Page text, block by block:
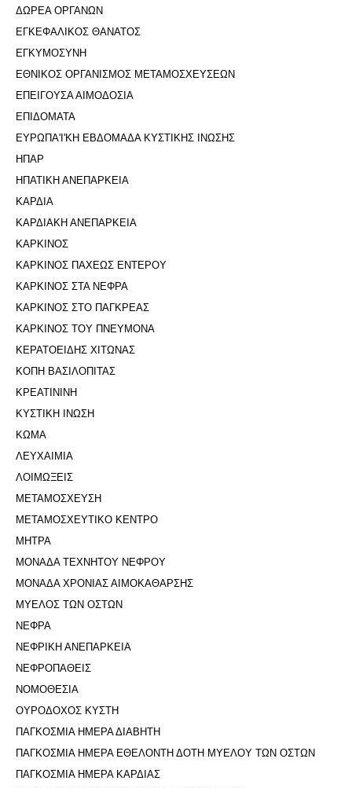
ΔΩΡΕΑ ΟΡΓΑΝΩΝ
ΕΓΚΕΦΑΛΙΚΟΣ ΘΑΝΑΤΟΣ
ΕΓΚΥΜΟΣΥΝΗ
ΕΘΝΙΚΟΣ ΟΡΓΑΝΙΣΜΟΣ ΜΕΤΑΜΟΣΧΕΥΣΕΩΝ
ΕΠΕΙΓΟΥΣΑ ΑΙΜΟΔΟΣΙΑ
ΕΠΙΔΟΜΑΤΑ
ΕΥΡΩΠΑ'Ι'ΚΗ ΕΒΔΟΜΑΔΑ ΚΥΣΤΙΚΗΣ ΙΝΩΣΗΣ
ΗΠΑΡ
ΗΠΑΤΙΚΗ ΑΝΕΠΑΡΚΕΙΑ
ΚΑΡΔΙΑ
ΚΑΡΔΙΑΚΗ ΑΝΕΠΑΡΚΕΙΑ
ΚΑΡΚΙΝΟΣ
ΚΑΡΚΙΝΟΣ ΠΑΧΕΩΣ ΕΝΤΕΡΟΥ
ΚΑΡΚΙΝΟΣ ΣΤΑ ΝΕΦΡΑ
ΚΑΡΚΙΝΟΣ ΣΤΟ ΠΑΓΚΡΕΑΣ
ΚΑΡΚΙΝΟΣ ΤΟΥ ΠΝΕΥΜΟΝΑ
ΚΕΡΑΤΟΕΙΔΗΣ ΧΙΤΩΝΑΣ
ΚΟΠΗ ΒΑΣΙΛΟΠΙΤΑΣ
ΚΡΕΑΤΙΝΙΝΗ
ΚΥΣΤΙΚΗ ΙΝΩΣΗ
ΚΩΜΑ
ΛΕΥΧΑΙΜΙΑ
ΛΟΙΜΩΞΕΙΣ
ΜΕΤΑΜΟΣΧΕΥΣΗ
ΜΕΤΑΜΟΣΧΕΥΤΙΚΟ ΚΕΝΤΡΟ
ΜΗΤΡΑ
ΜΟΝΑΔΑ ΤΕΧΝΗΤΟΥ ΝΕΦΡΟΥ
ΜΟΝΑΔΑ ΧΡΟΝΙΑΣ ΑΙΜΟΚΑΘΑΡΣΗΣ
ΜΥΕΛΟΣ ΤΩΝ ΟΣΤΩΝ
ΝΕΦΡΑ
ΝΕΦΡΙΚΗ ΑΝΕΠΑΡΚΕΙΑ
ΝΕΦΡΟΠΑΘΕΙΣ
ΝΟΜΟΘΕΣΙΑ
ΟΥΡΟΔΟΧΟΣ ΚΥΣΤΗ
ΠΑΓΚΟΣΜΙΑ ΗΜΕΡΑ ΔΙΑΒΗΤΗ
ΠΑΓΚΟΣΜΙΑ ΗΜΕΡΑ ΕΘΕΛΟΝΤΗ ΔΟΤΗ ΜΥΕΛΟΥ ΤΩΝ ΟΣΤΩΝ
ΠΑΓΚΟΣΜΙΑ ΗΜΕΡΑ ΚΑΡΔΙΑΣ